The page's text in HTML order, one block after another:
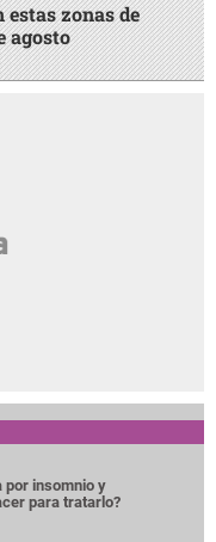
zonas de
agosto
por insomnio y
para tratarlo?